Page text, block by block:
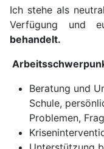
Ich stehe als
Verfügung und
behandelt.
Beratung und
Schule,
Problemen,